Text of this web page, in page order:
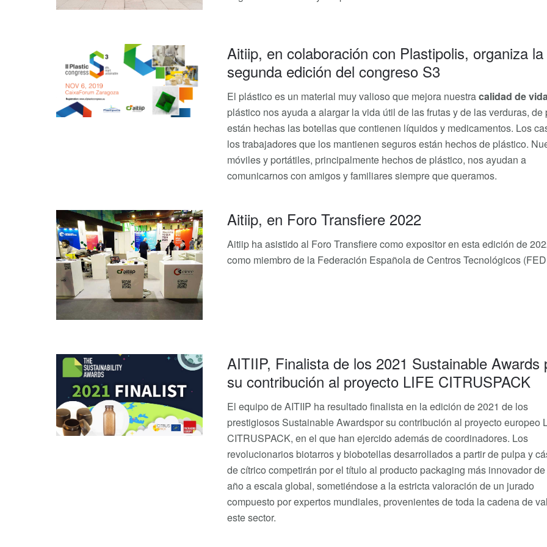
Aitiip, en colaboración con Plastipolis, organiza la
segunda edición del congreso S3
El plástico es un material muy valioso que mejora nuestracalidad de
plástico nos ayuda a alargar la vida útil de las frutas y de las verduras, de
están hechas las botellas que contienen líquidos y medicamentos. Los
los trabajadores que los mantienen seguros están hechos de plástico.
móviles y portátiles, principalmente hechos de plástico, nos ayudan a
comunicarnos con amigos y familiares siempre que queramos.
Aitiip, en Foro Transfiere 2022
Aitiip ha asistido al Foro Transfiere como expositor en esta edición de
como miembro de la Federación Española de Centros Tecnológicos
AITIIP, Finalista de los 2021 Sustainable Awards
su contribución al proyecto LIFE CITRUSPACK
El equipo de AITIIP ha resultado finalista en la edición de 2021 de los
prestigiosos Sustainable Awardspor su contribución al proyecto europeo
CITRUSPACK, en el que han ejercido además de coordinadores. Los
revolucionarios biotarros y biobotellas desarrollados a partir de pulpa y
de cítrico competirán por el título al producto packaging más innovador
año a escala global, sometiéndose a la estricta valoración de un jurado
compuesto por expertos mundiales, provenientes de toda la cadena de
este sector.